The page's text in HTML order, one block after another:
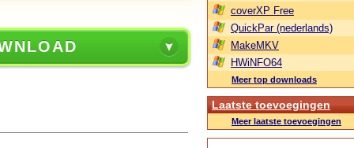
coverXP Free
QuickPar (nederlands)
MakeMKV
HWiNFO64
Meer top downloads
Laatste toevoegingen
Meer laatste toevoegingen